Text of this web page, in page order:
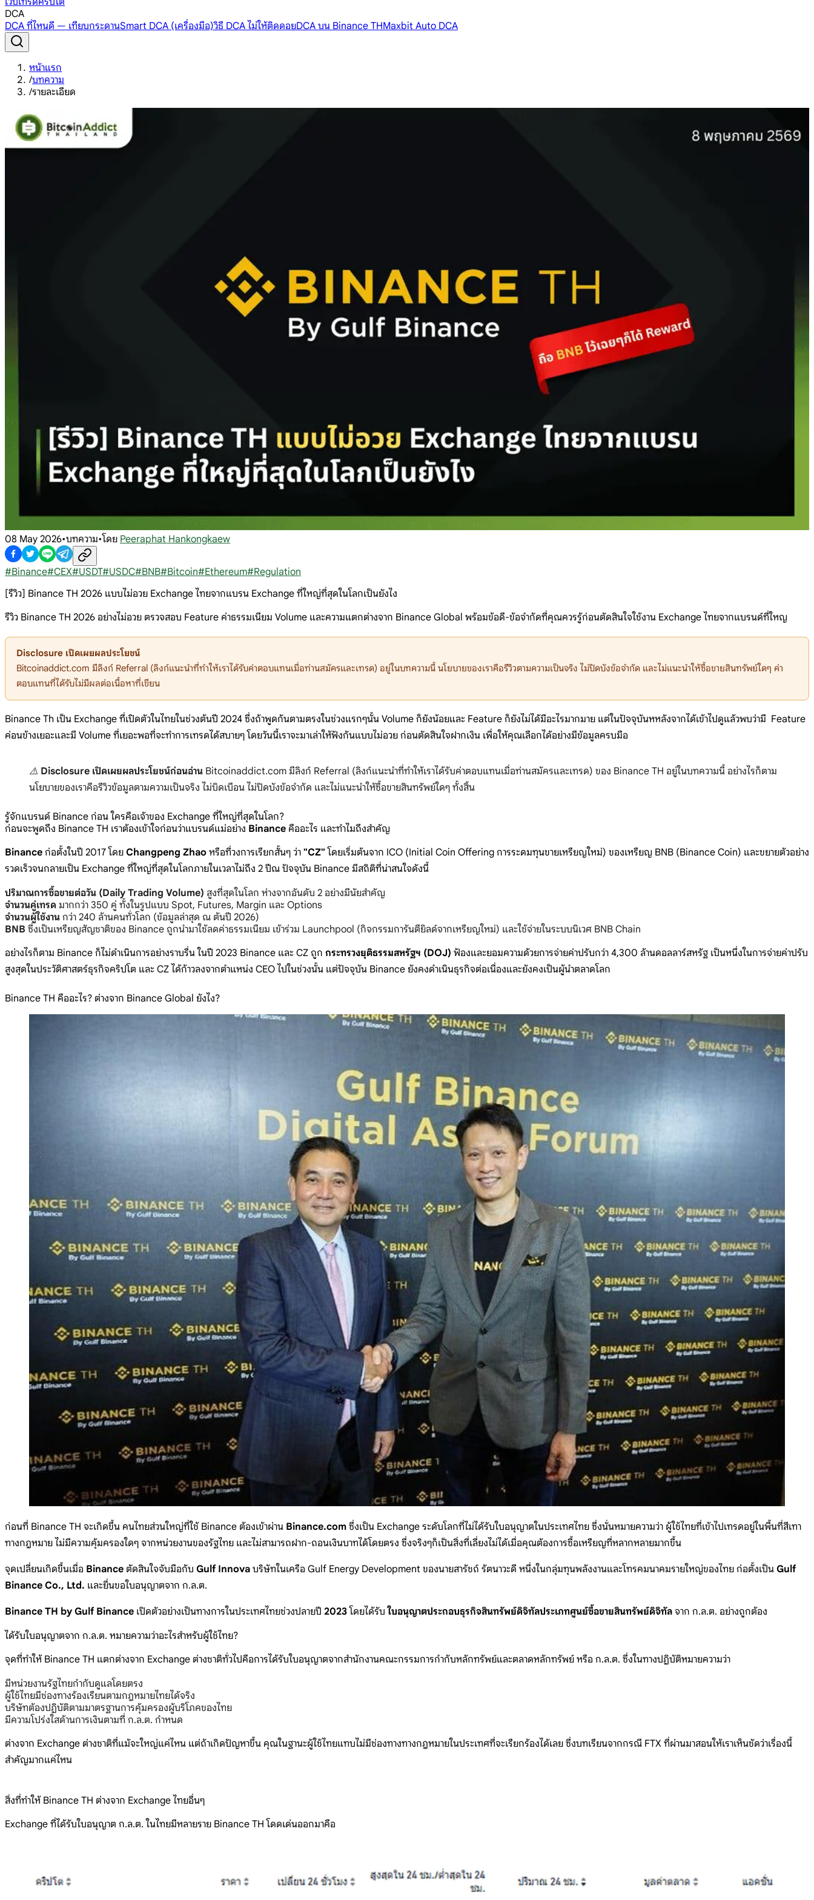
DCA
DCA ที่ไหนดี — เทียบกระดานSmart DCA (เครื่องมือ)วิธี DCA ไม่ให้ติดดอยDCA บน Binance THMaxbit Auto DCA
หน้าแรก
/บทความ
/รายละเอียด
08 May 2026•บทความ•โดย Peeraphat Hankongkaew
#Binance#CEX#USDT#USDC#BNB#Bitcoin#Ethereum#Regulation
[รีวิว] Binance TH 2026 แบบไม่อวย Exchange ไทยจากแบรน Exchange ที่ใหญ่ที่สุดในโลกเป็นยังไง
รีวิว Binance TH 2026 อย่างไม่อวย ตรวจสอบ Feature ค่าธรรมเนียม Volume และความแตกต่างจาก Binance Global พร้อมข้อดี-ข้อจำกัดที่คุณควรรู้ก่อนตัดสินใจใช้งาน Exchange ไทยจากแบรนด์ที่ใหญ
Disclosure เปิดเผยผลประโยชน์
Bitcoinaddict.com มีลิงก์ Referral (ลิงก์แนะนำที่ทำให้เราได้รับค่าตอบแทนเมื่อท่านสมัครและเทรด) อยู่ในบทความนี้ นโยบายของเราคือรีวิวตามความเป็นจริง ไม่ปิดบังข้อจำกัด และไม่แนะนำให้ซื้อขายสินทรัพย์ใดๆ ค่า
ตอบแทนที่ได้รับไม่มีผลต่อเนื้อหาที่เขียน
Binance Th เป็น Exchange ที่เปิดตัวในไทยในช่วงต้นปี 2024 ซึ่งถ้าพูดกันตามตรงในช่วงแรกๆนั้น Volume ก็ยังน้อยและ Feature ก็ยังไม่ได้มีอะไรมากมาย แต่ในปัจจุบันหหลังจากได้เข้าไปดูแล้วพบว่ามี Feature
ค่อนข้างเยอะและมี Volume ที่เยอะพอที่จะทำการเทรดได้สบายๆ โดยวันนี้เราจะมาเล่าให้ฟังกันแบบไม่อวย ก่อนตัดสินใจฝากเงิน เพื่อให้คุณเลือกได้อย่างมีข้อมูลครบมือ
⚠️ Disclosure เปิดเผยผลประโยชน์ก่อนอ่าน Bitcoinaddict.com มีลิงก์ Referral (ลิงก์แนะนำที่ทำให้เราได้รับค่าตอบแทนเมื่อท่านสมัครและเทรด) ของ Binance TH อยู่ในบทความนี้ อย่างไรก็ตาม
นโยบายของเราคือรีวิวข้อมูลตามความเป็นจริง ไม่บิดเบือน ไม่ปิดบังข้อจำกัด และไม่แนะนำให้ซื้อขายสินทรัพย์ใดๆ ทั้งสิ้น
รู้จักแบรนด์ Binance ก่อน ใครคือเจ้าของ Exchange ที่ใหญ่ที่สุดในโลก?
ก่อนจะพูดถึง Binance TH เราต้องเข้าใจก่อนว่าแบรนด์แม่อย่าง Binance คืออะไร และทำไมถึงสำคัญ
Binance ก่อตั้งในปี 2017 โดย Changpeng Zhao หรือที่วงการเรียกสั้นๆ ว่า "CZ" โดยเริ่มต้นจาก ICO (Initial Coin Offering การระดมทุนขายเหรียญใหม่) ของเหรียญ BNB (Binance Coin) และขยายตัวอย่าง
รวดเร็วจนกลายเป็น Exchange ที่ใหญ่ที่สุดในโลกภายในเวลาไม่ถึง 2 ปีณ ปัจจุบัน Binance มีสถิติที่น่าสนใจดังนี้
ปริมาณการซื้อขายต่อวัน (Daily Trading Volume) สูงที่สุดในโลก ห่างจากอันดับ 2 อย่างมีนัยสำคัญ
จำนวนคู่เทรด มากกว่า 350 คู่ ทั้งในรูปแบบ Spot, Futures, Margin และ Options
จำนวนผู้ใช้งาน กว่า 240 ล้านคนทั่วโลก (ข้อมูลล่าสุด ณ ต้นปี 2026)
BNB ซึ่งเป็นเหรียญสัญชาติของ Binance ถูกนำมาใช้ลดค่าธรรมเนียม เข้าร่วม Launchpool (กิจกรรมการันตียิลด์จากเหรียญใหม่) และใช้จ่ายในระบบนิเวศ BNB Chain
อย่างไรก็ตาม Binance ก็ไม่ดำเนินการอย่างราบรื่น ในปี 2023 Binance และ CZ ถูก กระทรวงยุติธรรมสหรัฐฯ (DOJ) ฟ้องและยอมความด้วยการจ่ายค่าปรับกว่า 4,300 ล้านดอลลาร์สหรัฐ เป็นหนึ่งในการจ่ายค่าปรับ
สูงสุดในประวัติศาสตร์ธุรกิจคริปโต และ CZ ได้ก้าวลงจากตำแหน่ง CEO ไปในช่วงนั้น แต่ปัจจุบัน Binance ยังคงดำเนินธุรกิจต่อเนื่องและยังคงเป็นผู้นำตลาดโลก
Binance TH คืออะไร? ต่างจาก Binance Global ยังไง?
ก่อนที่ Binance TH จะเกิดขึ้น คนไทยส่วนใหญ่ที่ใช้ Binance ต้องเข้าผ่าน Binance.com ซึ่งเป็น Exchange ระดับโลกที่ไม่ได้รับใบอนุญาตในประเทศไทย ซึ่งนั่นหมายความว่า ผู้ใช้ไทยที่เข้าไปเทรดอยู่ในพื้นที่สีเทา
ทางกฎหมาย ไม่มีความคุ้มครองใดๆ จากหน่วยงานของรัฐไทย และไม่สามารถฝาก-ถอนเงินบาทได้โดยตรง ซึ่งจริงๆก็เป็นสิ่งที่เลี่ยงไม่ได้เมื่อคุณต้องการซื้อเหรียญที่หลากหลายมากขึ้น
จุดเปลี่ยนเกิดขึ้นเมื่อ Binance ตัดสินใจจับมือกับ Gulf Innova บริษัทในเครือ Gulf Energy Development ของนายสารัชถ์ รัตนาวะดี หนึ่งในกลุ่มทุนพลังงานและโทรคมนาคมรายใหญ่ของไทย ก่อตั้งเป็น Gulf
Binance Co., Ltd. และยื่นขอใบอนุญาตจาก ก.ล.ต.
Binance TH by Gulf Binance เปิดตัวอย่างเป็นทางการในประเทศไทยช่วงปลายปี 2023โดยได้รับใบอนุญาตประกอบธุรกิจสินทรัพย์ดิจิทัลประเภทศูนย์ซื้อขายสินทรัพย์ดิจิทัล จาก ก.ล.ต. อย่างถูกต้อง
ได้รับใบอนุญาตจาก ก.ล.ต. หมายความว่าอะไรสำหรับผู้ใช้ไทย?
จุดที่ทำให้ Binance TH แตกต่างจาก Exchange ต่างชาติทั่วไปคือการได้รับใบอนุญาตจากสำนักงานคณะกรรมการกำกับหลักทรัพย์และตลาดหลักทรัพย์ หรือ ก.ล.ต. ซึ่งในทางปฏิบัติหมายความว่า
มีหน่วยงานรัฐไทยกำกับดูแลโดยตรง
ผู้ใช้ไทยมีช่องทางร้องเรียนตามกฎหมายไทยได้จริง
บริษัทต้องปฏิบัติตามมาตรฐานการคุ้มครองผู้บริโภคของไทย
มีความโปร่งใสด้านการเงินตามที่ ก.ล.ต. กำหนด
ต่างจาก Exchange ต่างชาติที่แม้จะใหญ่แค่ไหน แต่ถ้าเกิดปัญหาขึ้น คุณในฐานะผู้ใช้ไทยแทบไม่มีช่องทางทางกฎหมายในประเทศที่จะเรียกร้องได้เลย ซึ่งบทเรียนจากกรณี FTX ที่ผ่านมาสอนให้เราเห็นชัดว่าเรื่องนี้
สำคัญมากแค่ไหน
สิ่งที่ทำให้ Binance TH ต่างจาก Exchange ไทยอื่นๆ
Exchange ที่ได้รับใบอนุญาต ก.ล.ต. ในไทยมีหลายราย Binance TH โดดเด่นออกมาคือ